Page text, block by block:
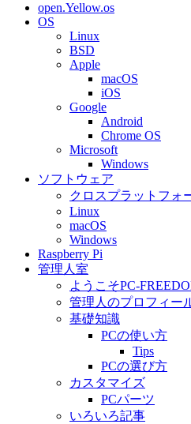
open.Yellow.os
OS
Linux
BSD
Apple
macOS
iOS
Google
Android
Chrome OS
Microsoft
Windows
ソフトウェア
クロスプラットフォ
Linux
macOS
Windows
Raspberry Pi
管理人室
ようこそPC-
管理人のプロフィー
基礎知識
PCの使い方
Tips
PCの選び方
カスタマイズ
PCパーツ
いろいろ記事